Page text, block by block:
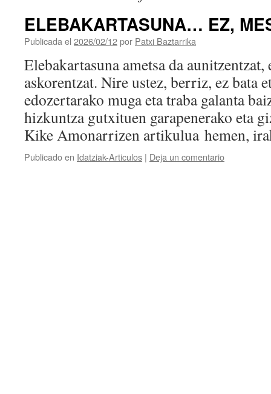
ELEBAKARTASUNA… EZ,
Publicada el 2026/02/12por Patxi Baztarrika
Elebakartasuna ametsa da aunitzentzat,
askorentzat. Nire ustez, berriz, ez bata
edozertarako muga eta traba galanta
hizkuntza gutxituen garapenerako eta
Kike Amonarrizen artikulua hemen,
Publicado en Idatziak-Articulos | Deja un comentario